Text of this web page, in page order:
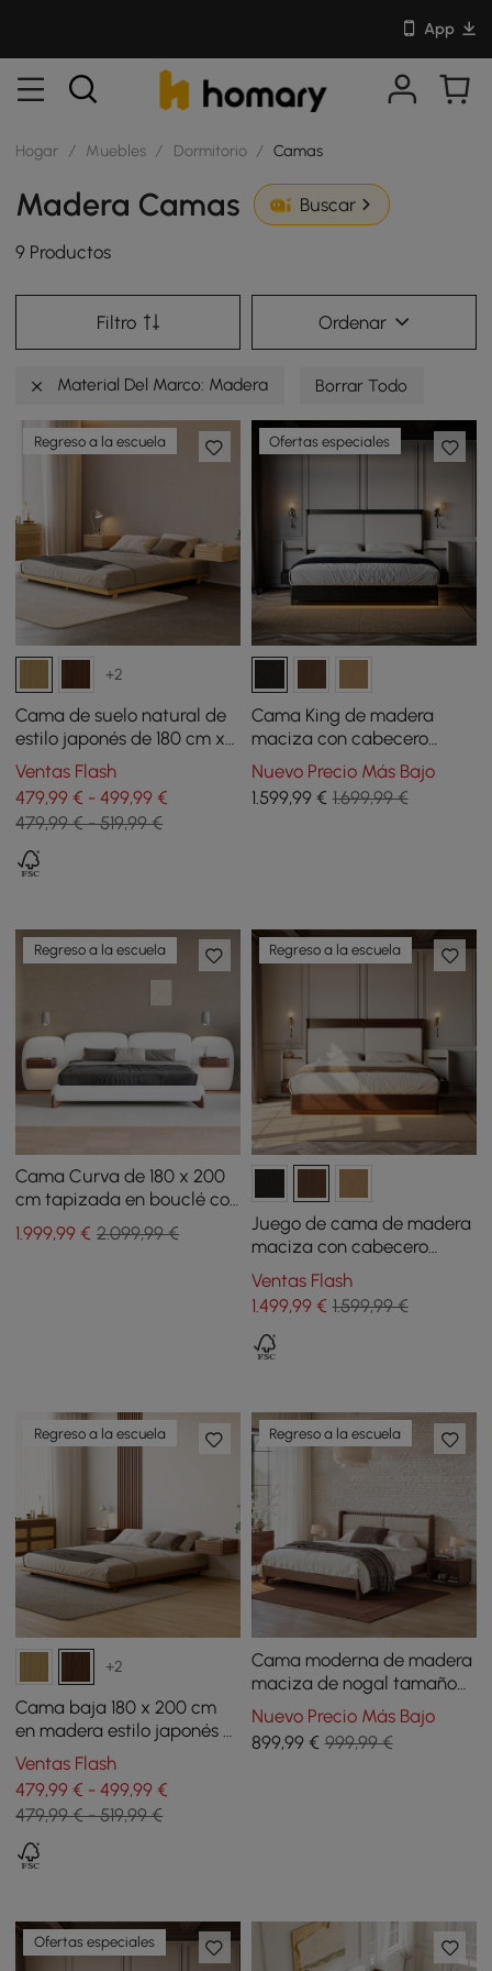
App
Hogar / Muebles / Dormitorio / Camas
Madera Camas Buscar
9 Productos
Filtro Ordenar
Material Del Marco: Madera Borrar Todo
Regreso a la escuela
+2
Cama de suelo natural de
estilo japonés de 180 cm x
200 cm
Ventas Flash
479,99 € - 499,99 €
479,99 € - 519,99 €
Ofertas especiales
Cama King de madera
maciza con cabecero
extendido de cuero y juego
de mesitas de noche
inteligentes flotantes
Nuevo Precio Más Bajo
1.599,99€ 1.699,99 €
Regreso a la escuela
Cama Curva de 180 x 200
cm tapizada en bouclé con
cabecero y mesitas de
noche flotantes
1.999,99 € 2.099,99 €
Regreso a la escuela
Juego de cama de madera
maciza con cabecero
extendido de cuero y
mesita de noche flotante
inteligente
Ventas Flash
1.499,99€ 1.599,99 €
Regreso a la escuela
+2
Cama baja 180 x 200 cm
en madera estilo japonés -
nogal
Ventas Flash
479,99 € - 499,99 €
479,99 € - 519,99 €
Regreso a la escuela
Cama moderna de madera
maciza de nogal tamaño
queen con cojines de
cabecero tipo boucle
Nuevo Precio Más Bajo
899,99€ 999,99 €
Ofertas especiales